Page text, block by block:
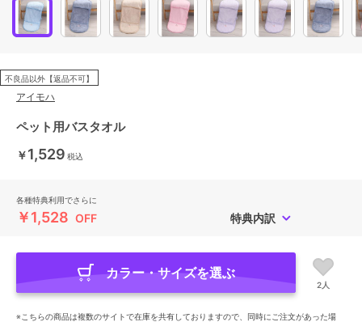
不良品以外【返品不可】
アイモハ
ペット用バスタオル
￥1,529 税込
各種特典利用でさらに
￥1,528 OFF 特典内訳
カラー・サイズを選ぶ
2人
※こちらの商品は複数のサイトで在庫を共有しておりますので、同時にご注文があった場